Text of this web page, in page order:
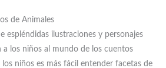
de Animales
espléndidas ilustraciones y personajes
a los niños al mundo de los cuentos
los niños es más fácil entender facetas de